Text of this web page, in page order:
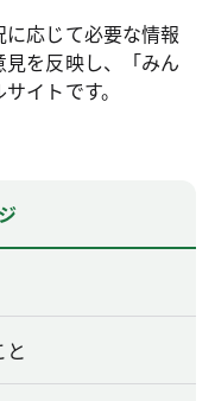
応じて必要な情報
を反映し、「みん
イトです。